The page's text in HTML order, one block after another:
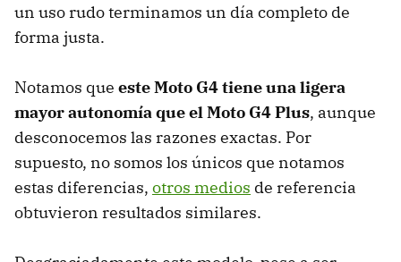
un uso rudo terminamos un día completo de
forma justa.
Notamos que este Moto G4 tiene una ligera
mayor autonomía que el Moto G4 Plus, aunque
desconocemos las razones exactas. Por
supuesto, no somos los únicos que notamos
estas diferencias, otros medios de referencia
obtuvieron resultados similares.